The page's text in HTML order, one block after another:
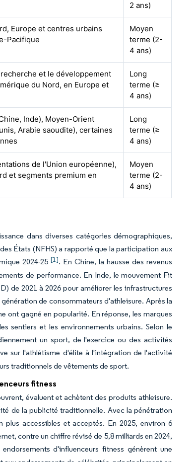
2 ans)
Europe et centres urbains
Pacifique
Moyen
terme (2-
4 ans)
et le développement
du Nord, en Europe et
Long
terme (≥
4 ans)
Inde), Moyen-Orient
Arabie saoudite), certaines
Long
terme (≥
4 ans)
de l'Union européenne),
et segments premium en
Moyen
terme (2-
4 ans)
dans diverses catégories démographiques,
États (NFHS) a rapporté que la participation aux
2024-25[1]. En Chine, la hausse des revenus
de performance. En Inde, le mouvement Fit
de 2021 à 2026 pour améliorer les infrastructures
de consommateurs d'athleisure. Après la
ont gagné en popularité. En réponse, les marques
sentiers et les environnements urbains. Selon le
un sport, de l'exercice ou des activités
sur l'athlétisme d'élite à l'intégration de l'activité
traditionnels de vêtements de sport.
fitness
évaluent et achètent des produits athleisure.
de la publicité traditionnelle. Avec la pénétration
plus accessibles et acceptés. En 2025, environ 6
contre un chiffre révisé de 5,8 milliards en 2024,
d'influenceurs fitness génèrent une